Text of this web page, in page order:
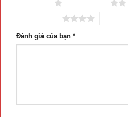
Đánh giá của bạn *